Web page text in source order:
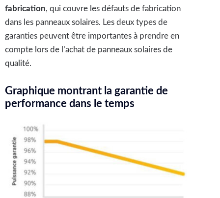
fabrication, qui couvre les défauts de fabrication
dans les panneaux solaires. Les deux types de
garanties peuvent être importantes à prendre en
compte lors de l’achat de panneaux solaires de
qualité.
Graphique montrant la garantie de
performance dans le temps